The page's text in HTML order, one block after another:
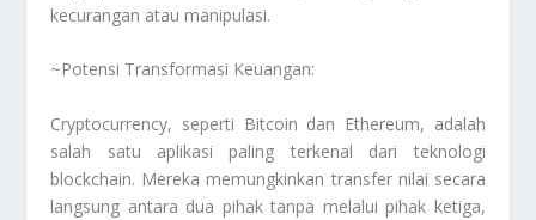
kecurangan atau manipulasi.
~Potensi Transformasi Keuangan:
Cryptocurrency, seperti Bitcoin dan Ethereum, adalah
salah satu aplikasi paling terkenal dari teknologi
blockchain. Mereka memungkinkan transfer nilai secara
langsung antara dua pihak tanpa melalui pihak ketiga,